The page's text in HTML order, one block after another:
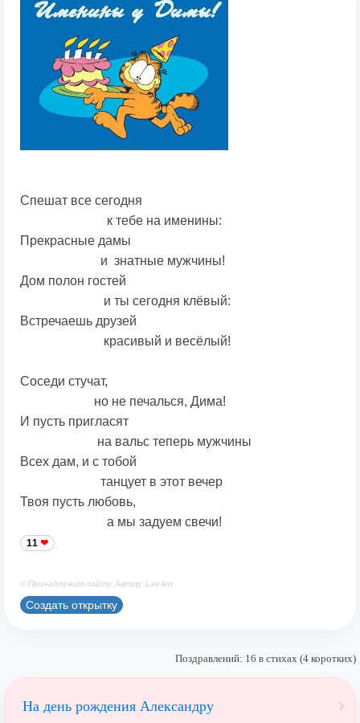
Спешат все сегодня
к тебе на именины:
Прекрасные дамы
и знатные мужчины!
Дом полон гостей
и ты сегодня клёвый:
Встречаешь друзей
красивый и весёлый!
Соседи стучат,
но не печалься, Дима!
И пусть пригласят
на вальс теперь мужчины
Всех дам, и с тобой
танцует в этот вечер
Твоя пусть любовь,
а мы задуем свечи!
11
© Принадлежит сайту. Автор: Lav-len
Создать открытку
Поздравлений: 16 в стихах (4 коротких)
На день рождения Александру